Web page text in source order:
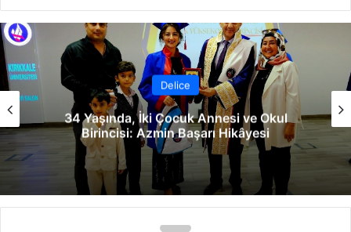
sit
esi
Delice
İki Çocuk Annesi ve Okul
Azmin Başarı Hikâyesi
Boğazlıyan